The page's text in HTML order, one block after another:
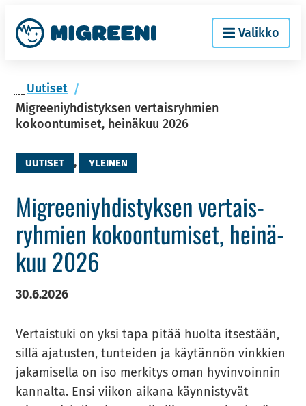
ry
si­
töön
Etusi­
vu
Valikko
Uu­ti­set
Migreeniyhdistyksen vertaisryhmien
kokoontumiset, heinäkuu 2026
UUTISET , YLEINEN
Migree­niyh­dis­tyk­sen ver­tais­
ryh­mien ko­koon­tu­mi­set, hei­nä­
kuu 2026
30.6.2026
Ver­tais­tu­ki on yksi tapa pitää huol­ta it­ses­tään,
sillä aja­tus­ten, tun­tei­den ja käy­tän­nön vink­kien
ja­ka­mi­sel­la on iso mer­ki­tys oman hy­vin­voin­nin
kan­nal­ta. Ensi vii­kon ai­ka­na käyn­nis­ty­vät